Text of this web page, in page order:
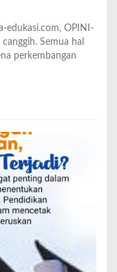
edukasi.com, OPINI-
Semua hal
perkembangan